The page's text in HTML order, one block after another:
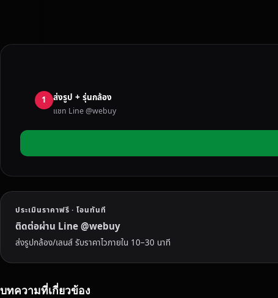
ล้
จิ
แ
ค
น
ซ
นี่
มื
1 ส่งรูป + รุ่นกล้อง
แชท Line @webuy
ประเมินราคาฟรี · โอนทันที
ติดต่อผ่าน Line @webuy
ส่งรูปกล้อง/เลนส์ รับราคาไวภายใน 10–30 นาที
บทความที่เกี่ยวข้อง